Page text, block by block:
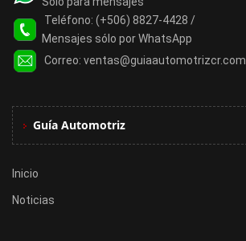
Teléfono: (+506) 8827-4428 /
Mensajes sólo por WhatsApp
Correo: ventas@guiaautomotrizcr.com
Guía Automotriz
Inicio
Noticias